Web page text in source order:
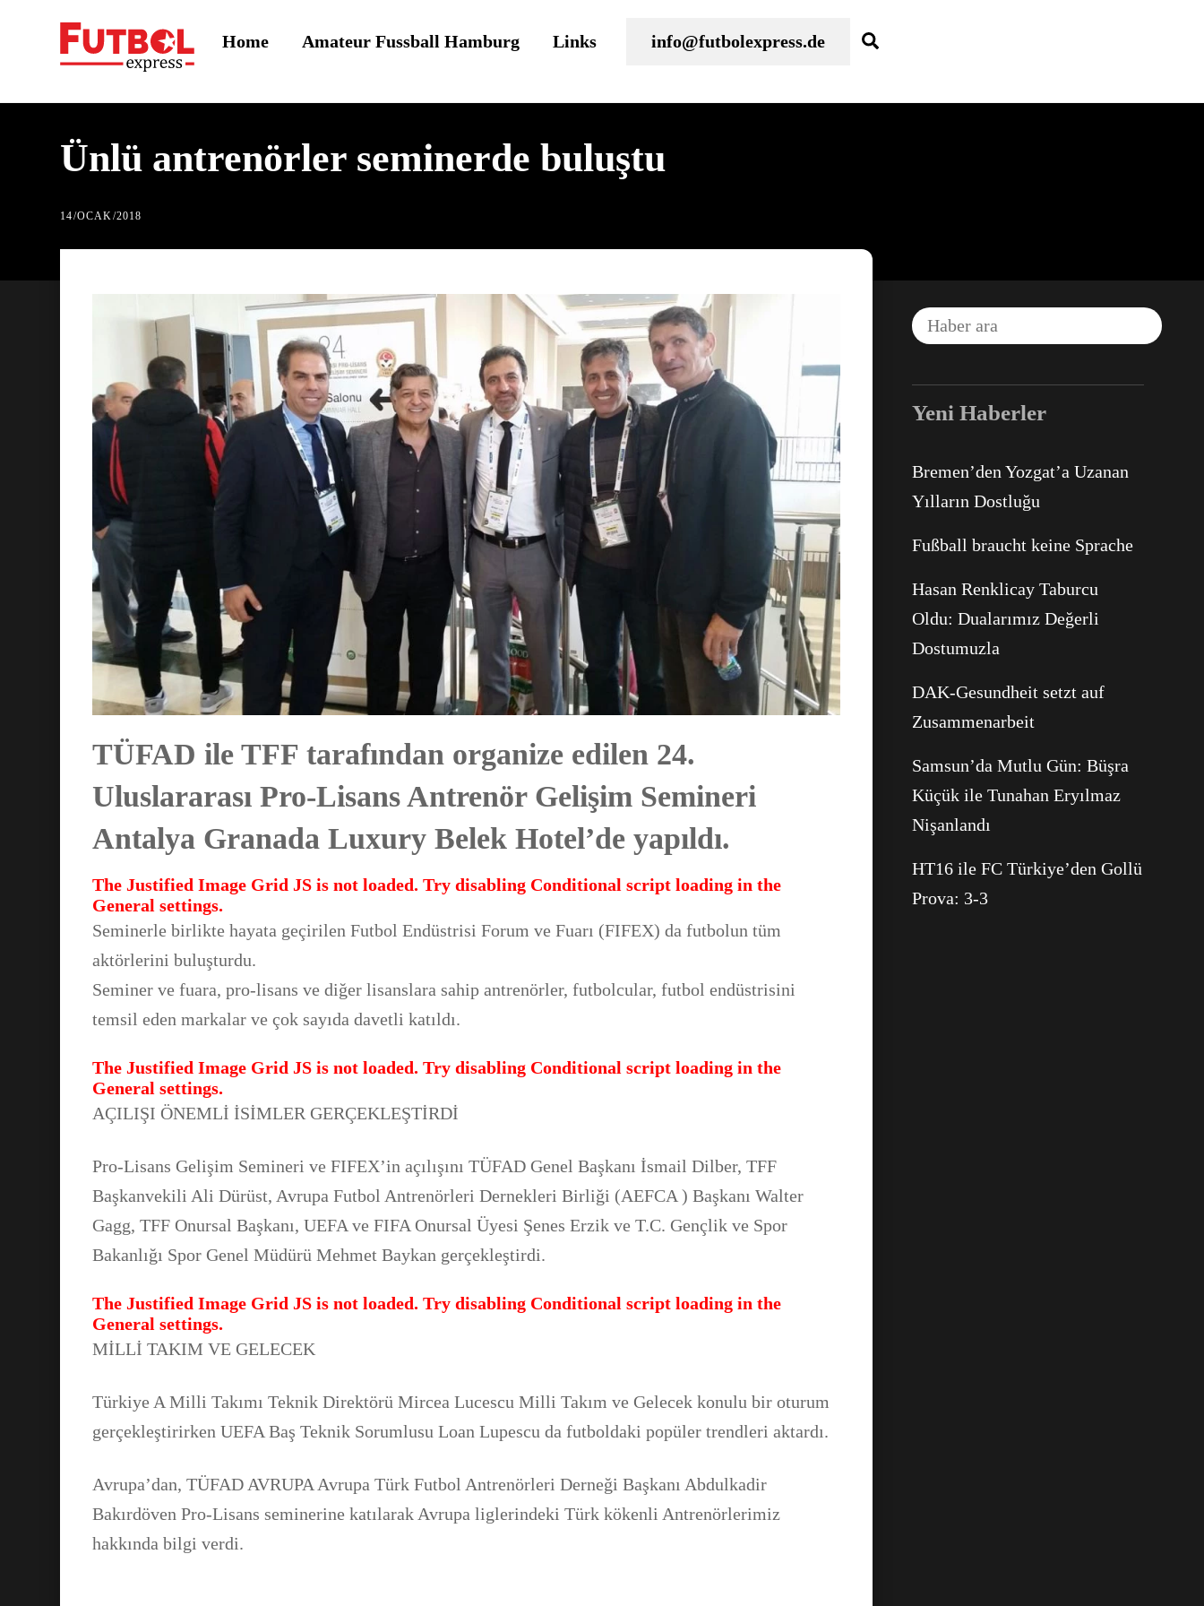
Home Amateur Fussball Hamburg Links info@futbolexpress.de
Ünlü antrenörler seminerde buluştu
14/OCAK/2018
TÜFAD ile TFF tarafından organize edilen 24.
Uluslararası Pro-Lisans Antrenör Gelişim Semineri
Antalya Granada Luxury Belek Hotel’de yapıldı.
The Justified Image Grid JS is not loaded. Try disabling Conditional script loading in the
General settings.
Seminerle birlikte hayata geçirilen Futbol Endüstrisi Forum ve Fuarı (FIFEX) da futbolun tüm
aktörlerini buluşturdu.
Seminer ve fuara, pro-lisans ve diğer lisanslara sahip antrenörler, futbolcular, futbol endüstrisini
temsil eden markalar ve çok sayıda davetli katıldı.
The Justified Image Grid JS is not loaded. Try disabling Conditional script loading in the
General settings.
AÇILIŞI ÖNEMLİ İSİMLER GERÇEKLEŞTİRDİ
Pro-Lisans Gelişim Semineri ve FIFEX’in açılışını TÜFAD Genel Başkanı İsmail Dilber, TFF
Başkanvekili Ali Dürüst, Avrupa Futbol Antrenörleri Dernekleri Birliği (AEFCA ) Başkanı Walter
Gagg, TFF Onursal Başkanı, UEFA ve FIFA Onursal Üyesi Şenes Erzik ve T.C. Gençlik ve Spor
Bakanlığı Spor Genel Müdürü Mehmet Baykan gerçekleştirdi.
The Justified Image Grid JS is not loaded. Try disabling Conditional script loading in the
General settings.
MİLLİ TAKIM VE GELECEK
Türkiye A Milli Takımı Teknik Direktörü Mircea Lucescu Milli Takım ve Gelecek konulu bir oturum
gerçekleştirirken UEFA Baş Teknik Sorumlusu Loan Lupescu da futboldaki popüler trendleri aktardı.
Avrupa’dan, TÜFAD AVRUPA Avrupa Türk Futbol Antrenörleri Derneği Başkanı Abdulkadir
Bakırdöven Pro-Lisans seminerine katılarak Avrupa liglerindeki Türk kökenli Antrenörlerimiz
hakkında bilgi verdi.
Yeni Haberler
Bremen’den Yozgat’a Uzanan
Yılların Dostluğu
Fußball braucht keine Sprache
Hasan Renklicay Taburcu
Oldu: Dualarımız Değerli
Dostumuzla
DAK-Gesundheit setzt auf
Zusammenarbeit
Samsun’da Mutlu Gün: Büşra
Küçük ile Tunahan Eryılmaz
Nişanlandı
HT16 ile FC Türkiye’den Gollü
Prova: 3-3